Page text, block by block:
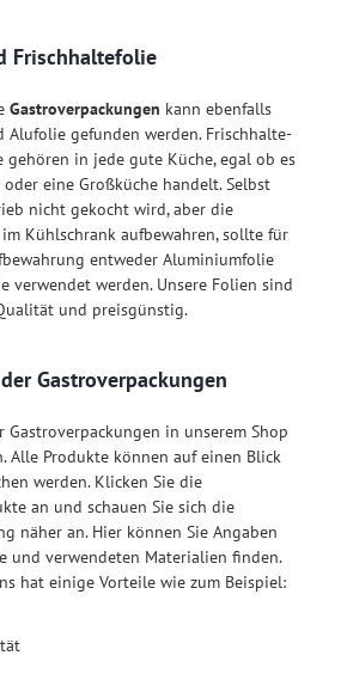
Frischhaltefolie
Gastroverpackungen kann ebenfalls
Alufolie gefunden werden. Frischhalte-
in jede gute Küche, egal ob es
eine Großküche handelt. Selbst
nicht gekocht wird, aber die
Kühlschrank aufbewahren, sollte für
entweder Aluminiumfolie
verwendet werden. Unsere Folien sind
und preisgünstig.
Gastroverpackungen
Gastroverpackungen in unserem Shop
Alle Produkte können auf einen Blick
werden. Klicken Sie die
an und schauen Sie sich die
näher an. Hier können Sie Angaben
und verwendeten Materialien finden.
hat einige Vorteile wie zum Beispiel: